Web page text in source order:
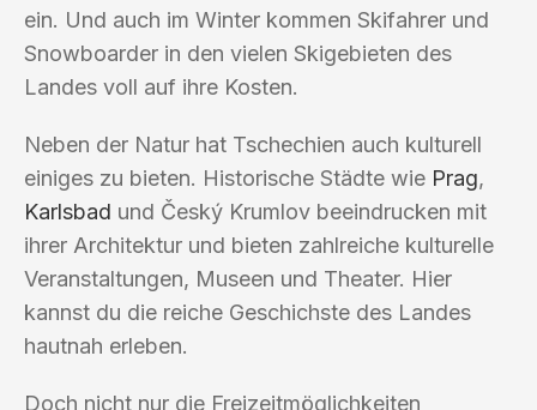
ein. Und auch im Winter kommen Skifahrer und
Snowboarder in den vielen Skigebieten des
Landes voll auf ihre Kosten.
Neben der Natur hat Tschechien auch kulturell
einiges zu bieten. Historische Städte wie Prag,
Karlsbad und Český Krumlov beeindrucken mit
ihrer Architektur und bieten zahlreiche kulturelle
Veranstaltungen, Museen und Theater. Hier
kannst du die reiche Geschichste des Landes
hautnah erleben.
Doch nicht nur die Freizeitmöglichkeiten